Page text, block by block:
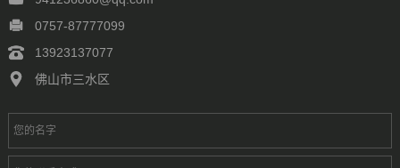
0757-87777099
13923137077
佛山市三水区